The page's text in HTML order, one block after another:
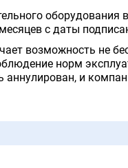
оборудования
с даты
возможность не
норм
и